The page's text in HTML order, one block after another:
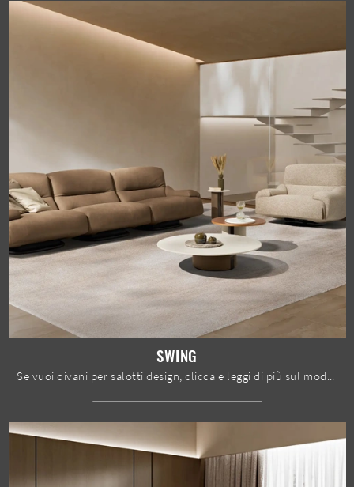
SWING
Se vuoi divani per salotti design, clicca e leggi di più sul modello Swing in pelle del marchio Max Divani.